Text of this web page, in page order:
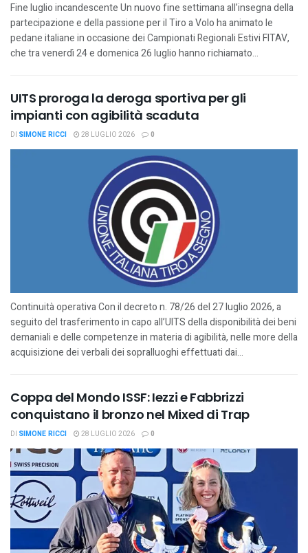
Fine luglio incandescente Un nuovo fine settimana all’insegna della
partecipazione e della passione per il Tiro a Volo ha animato le
pedane italiane in occasione dei Campionati Regionali Estivi FITAV,
che tra venerdì 24 e domenica 26 luglio hanno richiamato...
UITS proroga la deroga sportiva per gli
impianti con agibilità scaduta
DI SIMONE RICCI 28 LUGLIO 2026 0
Continuità operativa Con il decreto n. 78/26 del 27 luglio 2026, a
seguito del trasferimento in capo all’UITS della disponibilità dei beni
demaniali e delle competenze in materia di agibilità, nelle more della
acquisizione dei verbali dei sopralluoghi effettuati dai...
Coppa del Mondo ISSF: Iezzi e Fabbrizzi
conquistano il bronzo nel Mixed di Trap
DI SIMONE RICCI 28 LUGLIO 2026 0